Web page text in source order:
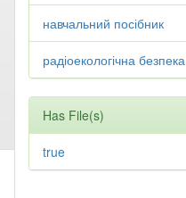
навчальний посібник
радіоекологічна безпека
Has File(s)
true